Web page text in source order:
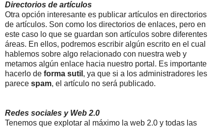
Directorios de artículos
Otra opción interesante es publicar artículos en directorios
de artículos. Son como los directorios de enlaces, pero en
este caso lo que se guardan son artículos sobre diferentes
áreas. En ellos, podremos escribir algún escrito en el cual
hablemos sobre algo relacionado con nuestra web y
metamos algún enlace hacia nuestro portal. Es importante
hacerlo de forma sutil , ya que si a los administradores les
parece spam, el artículo no será publicado.
Redes sociales y Web 2.0
Tenemos que explotar al máximo la web 2.0 y todas las